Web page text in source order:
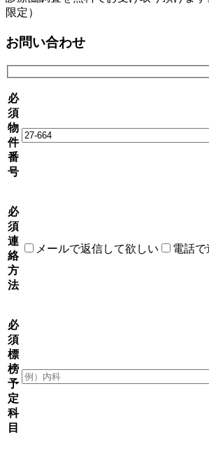
限定）
お問い合わせ
必
須
物
件
番
号
必
須
連
絡
方
法
メールで返信して欲しい 電話で
必
須
標
榜
予
定
科
目